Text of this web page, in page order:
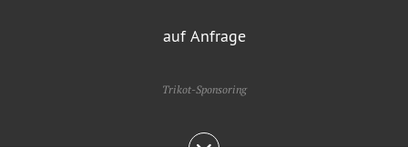
auf Anfrage
Trikot-Sponsoring